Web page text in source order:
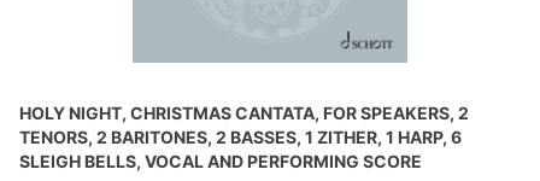
HOLY NIGHT, CHRISTMAS CANTATA, FOR SPEAKERS, 2
TENORS, 2 BARITONES, 2 BASSES, 1 ZITHER, 1 HARP, 6
SLEIGH BELLS, VOCAL AND PERFORMING SCORE